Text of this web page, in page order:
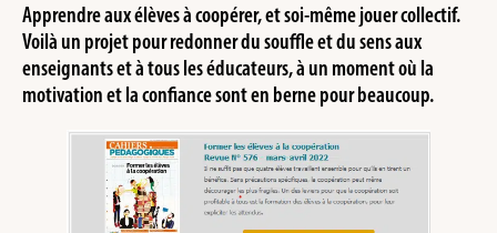
Apprendre aux élèves à coopérer, et soi-même jouer collectif.
Voilà un projet pour redonner du souffle et du sens aux
enseignants et à tous les éducateurs, à un moment où la
motivation et la confiance sont en berne pour beaucoup.